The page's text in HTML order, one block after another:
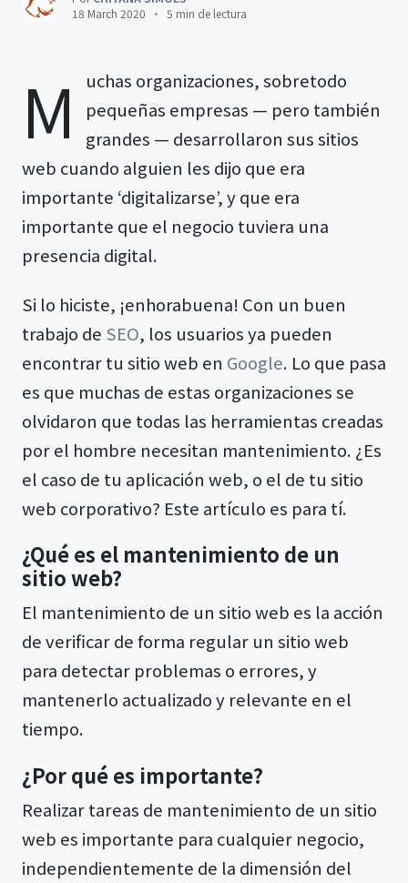
18 March 2020
5 min de lectura
M
uchas organizaciones, sobretodo
pequeñas empresas — pero también
grandes — desarrollaron sus sitios
web cuando alguien les dijo que era
importante ‘digitalizarse’, y que era
importante que el negocio tuviera una
presencia digital.
Si lo hiciste, ¡enhorabuena! Con un buen
trabajo de SEO, los usuarios ya pueden
encontrar tu sitio web en Google. Lo que pasa
es que muchas de estas organizaciones se
olvidaron que todas las herramientas creadas
por el hombre necesitan mantenimiento. ¿Es
el caso de tu aplicación web, o el de tu sitio
web corporativo? Este artículo es para tí.
¿Qué es el mantenimiento de un
sitio web?
El mantenimiento de un sitio web es la acción
de verificar de forma regular un sitio web
para detectar problemas o errores, y
mantenerlo actualizado y relevante en el
tiempo.
¿Por qué es importante?
Realizar tareas de mantenimiento de un sitio
web es importante para cualquier negocio,
independientemente de la dimensión del